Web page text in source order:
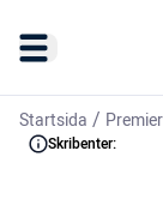
Startsida /
Skribenter: